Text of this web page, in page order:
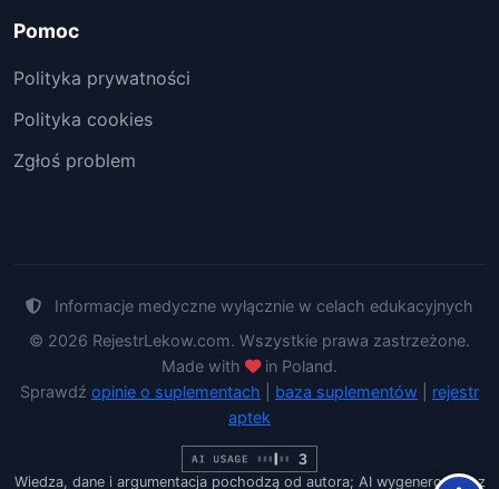
Pomoc
Polityka prywatności
Polityka cookies
Zgłoś problem
Informacje medyczne wyłącznie w celach edukacyjnych
© 2026 RejestrLekow.com. Wszystkie prawa zastrzeżone.
Made with
in Poland.
Sprawdź opinie o suplementach baza suplementów
rejestr
aptek
Wiedza, dane i argumentacja pochodzą od autora; AI wygenerowało z